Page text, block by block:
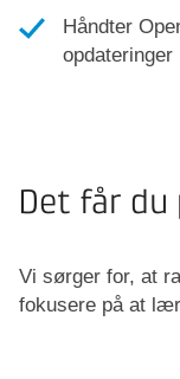
Håndter
opdateringer
Det får du
Vi sørger for, at
fokusere på at